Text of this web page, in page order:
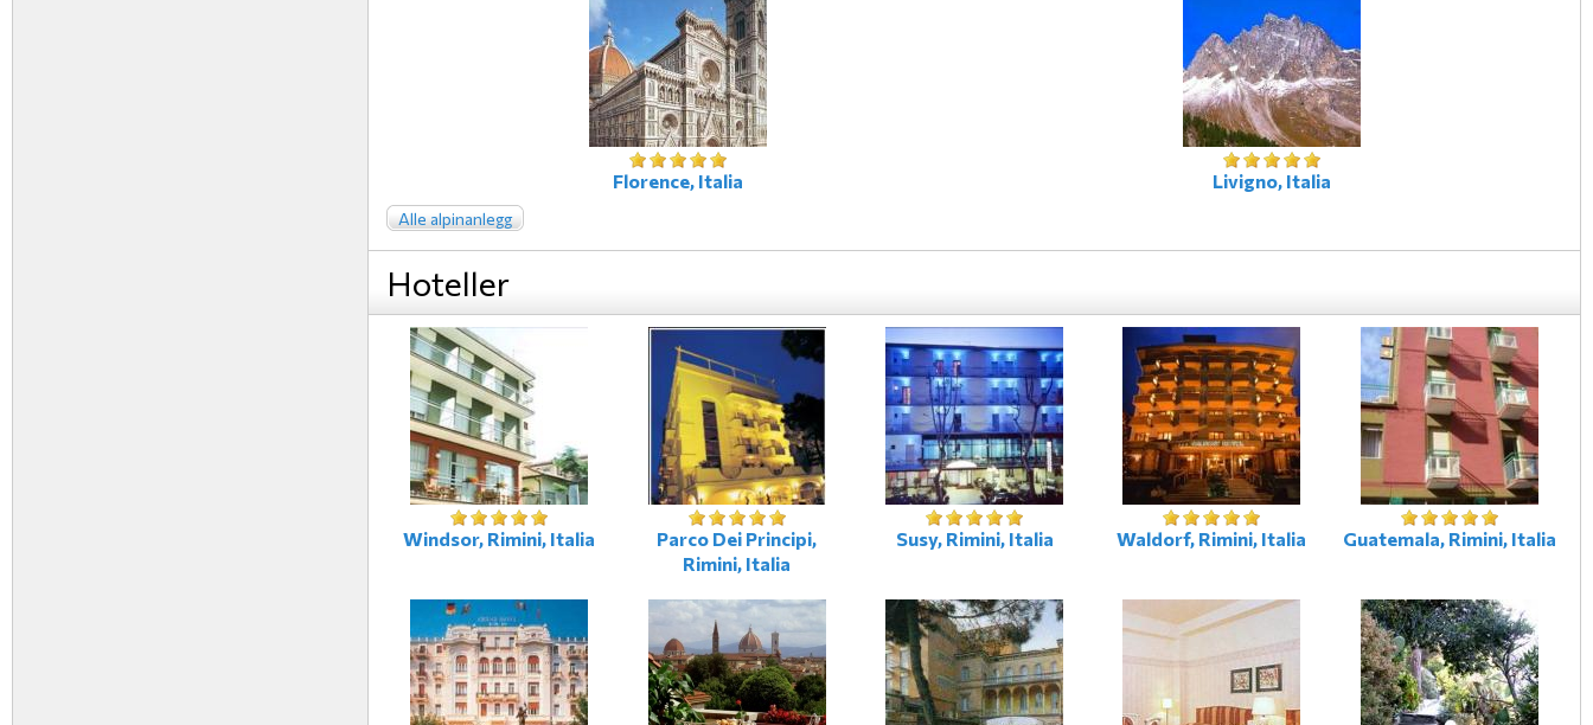
Florence, Italia Livigno, Italia
Alle alpinanlegg
Hoteller
Windsor, Rimini, Italia
Parco Dei Principi,
Rimini, Italia
Susy, Rimini, Italia Waldorf, Rimini, Italia Guatemala, Rimini, Italia